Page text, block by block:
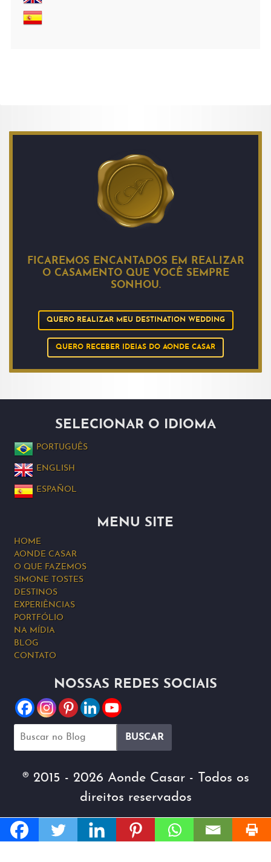
FICAREMOS ENCANTADOS EM REALIZAR
O CASAMENTO QUE VOCÊ SEMPRE
SONHOU.
QUERO REALIZAR MEU DESTINATION WEDDING
QUERO RECEBER IDEIAS DO AONDE CASAR
SELECIONAR O IDIOMA
PORTUGUÊS
ENGLISH
ESPAÑOL
MENU SITE
HOME
AONDE CASAR
O QUE FAZEMOS
SIMONE TOSTES
DESTINOS
EXPERIÊNCIAS
PORTFÓLIO
NA MÍDIA
BLOG
CONTATO
NOSSAS REDES SOCIAIS
® 2015 - 2026 Aonde Casar - Todos os
direitos reservados